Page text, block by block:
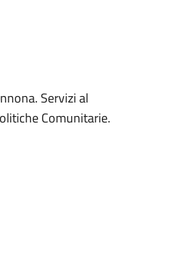
Servizi al
Comunitarie.